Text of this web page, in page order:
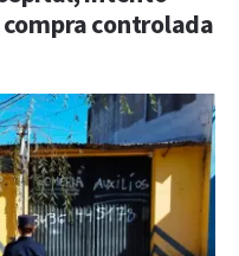
controlada